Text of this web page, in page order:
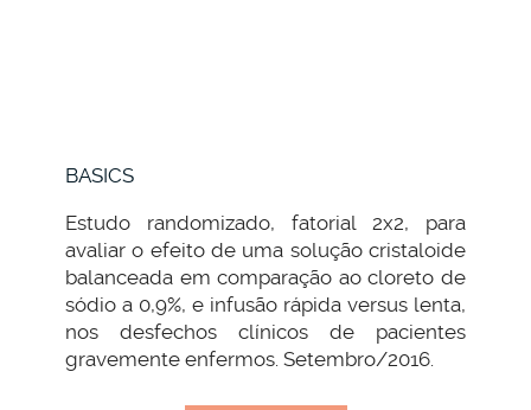
BASICS
Estudo randomizado, fatorial 2x2, para
avaliar o efeito de uma solução cristaloide
balanceada em comparação ao cloreto de
sódio a 0,9%, e infusão rápida versus lenta,
nos desfechos clínicos de pacientes
gravemente enfermos. Setembro/2016.